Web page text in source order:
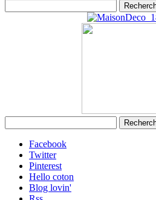
Facebook
Twitter
Pinterest
Hello coton
Blog lovin'